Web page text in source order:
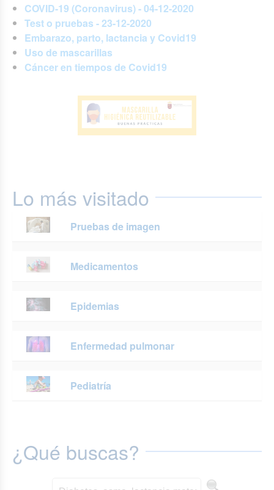
COVID-19 (Coronavirus) - 04-12-2020
Test o pruebas - 23-12-2020
Embarazo, parto, lactancia y Covid19
Uso de mascarillas
Cáncer en tiempos de Covid19
Lo más visitado
Pruebas de imagen
Medicamentos
Epidemias
Enfermedad pulmonar
Pediatría
¿Qué buscas?